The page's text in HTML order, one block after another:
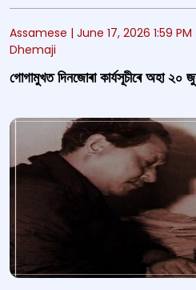
Assamese | June 17, 2026 1:59 PM
Dhemaji
গোগামুখত দিনজোৰা কাৰ্যসূচীৰে অহা ২০